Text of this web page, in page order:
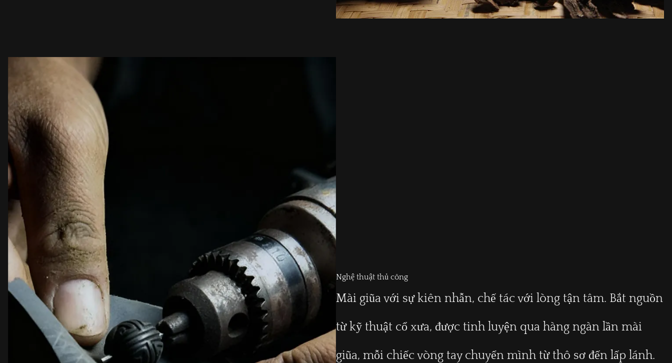
Nghệ thuật thủ công
Mài giũa với sự kiên nhẫn, chế tác với lòng tận tâm. Bắt nguồn
từ kỹ thuật cổ xưa, được tinh luyện qua hàng ngàn lần mài
giũa, mỗi chiếc vòng tay chuyển mình từ thô sơ đến lấp lánh.